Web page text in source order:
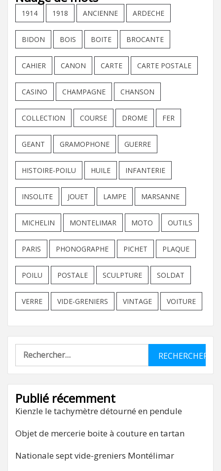
1914 1918 ANCIENNE ARDECHE
BIDON BOIS BOITE BROCANTE
CAHIER CANON CARTE CARTE POSTALE
CASINO CHAMPAGNE CHANSON
COLLECTION COURSE DROME FER
GEANT GRAMOPHONE GUERRE
HISTOIRE-POILU HUILE INFANTERIE
INSOLITE JOUET LAMPE MARSANNE
MICHELIN MONTELIMAR MOTO OUTILS
PARIS PHONOGRAPHE PICHET PLAQUE
POILU POSTALE SCULPTURE SOLDAT
VERRE VIDE-GRENIERS VINTAGE VOITURE
Rechercher :
Publié récemment
Kienzle le tachymètre détourné en pendule
Objet de mercerie boite à couture en tartan
Nationale sept vide-greniers Montélimar